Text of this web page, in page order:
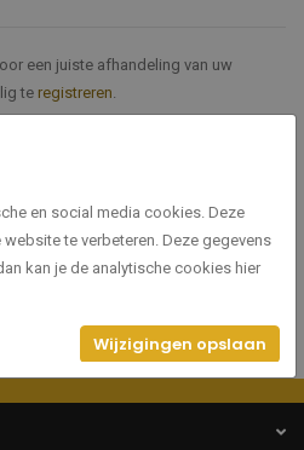
een juiste afhandeling van uw
te registreren.
216740
en social media cookies. Deze
te verbeteren. Deze gegevens
kan je de analytische cookies hier
Wijzigingen opslaan